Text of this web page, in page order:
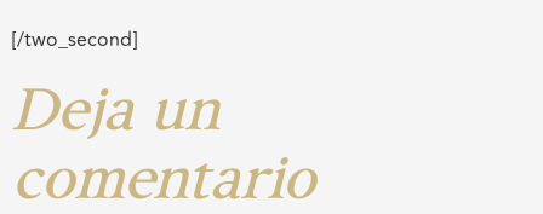
[/two_second]
Deja un
comentario